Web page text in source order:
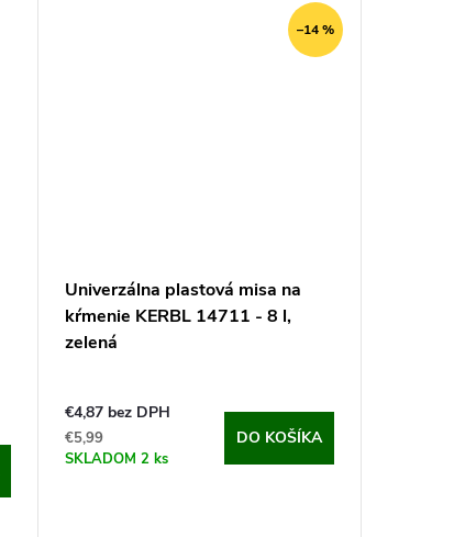
–14 %
Univerzálna plastová misa na
kŕmenie KERBL 14711 - 8 l,
zelená
€4,87 bez DPH
€5,99
SKLADOM 2 ks
DO KOŠÍKA